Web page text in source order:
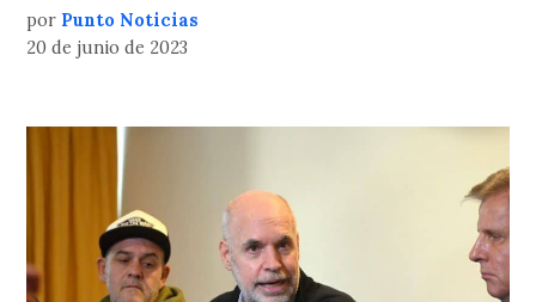
por Punto Noticias
20 de junio de 2023